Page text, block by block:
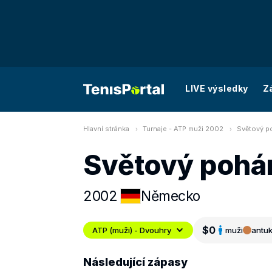
LIVE výsledky
Hlavní stránka Turnaje - ATP muži 2002 Světový
Světový
2002 Německo
ATP (muži) - Dvouhry $0 muži
Následující zápasy